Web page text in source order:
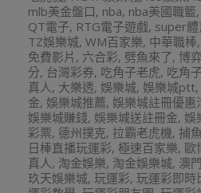
mlb美金盤口, nba, nba美國職籃,
QT電子, RTG電子遊戲, super體
TZ娛樂城, WM百家樂, 中華職棒,
免費影片 , 六合彩, 劈魚來了, 博弈
分, 台灣彩券, 吃角子老虎, 吃角
真人, 大樂透, 娛樂城, 娛樂城ptt,
金, 娛樂城推薦, 娛樂城註冊優惠
娛樂城賺錢, 娛樂城送註冊金, 娛
彩票, 德州撲克, 拉霸老虎機, 捕
日棒直播玩運彩, 極速百家樂, 歐
真人, 淘金娛樂, 淘金娛樂城, 澳
玖天娛樂城, 玩運彩, 玩運彩即時